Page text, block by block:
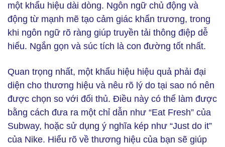
một khẩu hiệu dài dòng. Ngôn ngữ chủ động và
động từ mạnh mẽ tạo cảm giác khẩn trương, trong
khi ngôn ngữ rõ ràng giúp truyền tải thông điệp dễ
hiểu. Ngắn gọn và súc tích là con đường tốt nhất.
Quan trọng nhất, một khẩu hiệu hiệu quả phải đại
diện cho thương hiệu và nêu rõ lý do tại sao nó nên
được chọn so với đối thủ. Điều này có thể làm được
bằng cách đưa ra một chỉ dẫn như “Eat Fresh” của
Subway, hoặc sử dụng ý nghĩa kép như “Just do it”
của Nike. Hiểu rõ về thương hiệu của bạn sẽ giúp